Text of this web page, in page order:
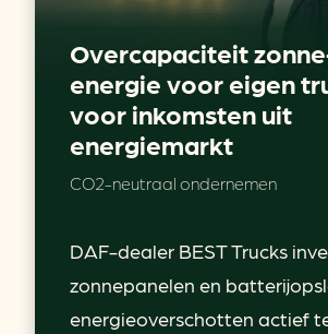
Overcapaciteit
energie voor eigen
voor inkomsten uit
energiemarkt
CO2-neutraal ondernemen
DAF-dealer BEST Trucks
zonnepanelen en
energieoverschotten actief